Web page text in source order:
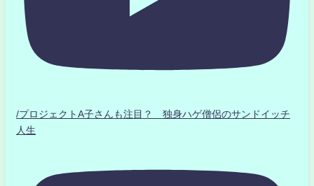
/プロジェクトA子さんも注目？ 独身ハゲ僧侶のサンドイッチ
人生